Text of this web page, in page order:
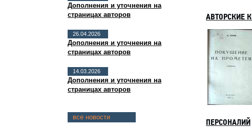
Дополнения и уточнения на
страницах авторов
26.04.2026
Дополнения и уточнения на
страницах авторов
14.03.2026
Дополнения и уточнения на
страницах авторов
все новости
АВТОРСКИЕ
ПЕРСОНАЛИЙ